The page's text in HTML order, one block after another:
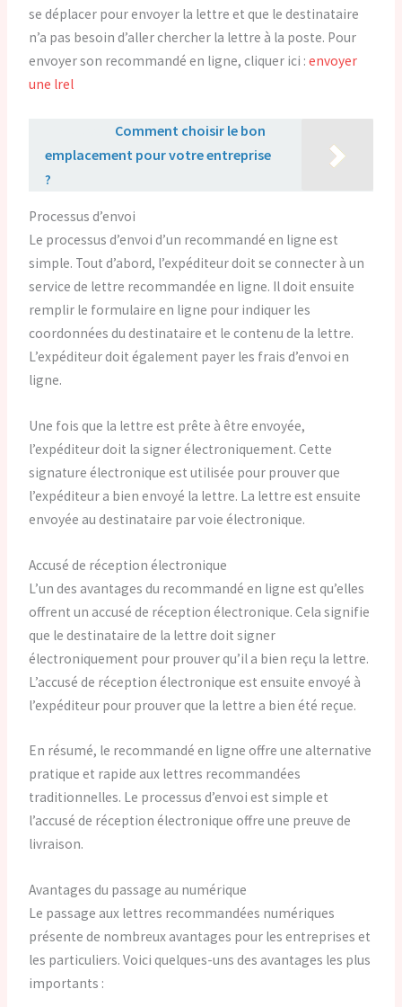
se déplacer pour envoyer la lettre et que le destinataire
n’a pas besoin d’aller chercher la lettre à la poste. Pour
envoyer son recommandé en ligne, cliquer ici :envoyer
une lrel
Comment choisir le bon
emplacement pour votre entreprise
?
Processus d’envoi
Le processus d’envoi d’un recommandé en ligne est
simple. Tout d’abord, l’expéditeur doit se connecter à un
service de lettre recommandée en ligne. Il doit ensuite
remplir le formulaire en ligne pour indiquer les
coordonnées du destinataire et le contenu de la lettre.
L’expéditeur doit également payer les frais d’envoi en
ligne.
Une fois que la lettre est prête à être envoyée,
l’expéditeur doit la signer électroniquement. Cette
signature électronique est utilisée pour prouver que
l’expéditeur a bien envoyé la lettre. La lettre est ensuite
envoyée au destinataire par voie électronique.
Accusé de réception électronique
L’un des avantages du recommandé en ligne est qu’elles
offrent un accusé de réception électronique. Cela signifie
que le destinataire de la lettre doit signer
électroniquement pour prouver qu’il a bien reçu la lettre.
L’accusé de réception électronique est ensuite envoyé à
l’expéditeur pour prouver que la lettre a bien été reçue.
En résumé, le recommandé en ligne offre une alternative
pratique et rapide aux lettres recommandées
traditionnelles. Le processus d’envoi est simple et
l’accusé de réception électronique offre une preuve de
livraison.
Avantages du passage au numérique
Le passage aux lettres recommandées numériques
présente de nombreux avantages pour les entreprises et
les particuliers. Voici quelques-uns des avantages les plus
importants :